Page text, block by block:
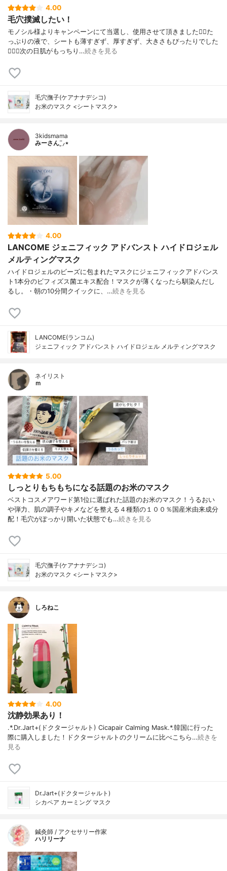
4.00
毛穴撲滅したい！
モノシル様よりキャンペーンにて当選し、使用させて頂きました🙇‍♀️た
っぷりの液で、シートも薄すぎず、厚すぎず、大きさもぴったりでした
🙆🏻‍♀️次の日肌がもっちり…続きを見る
毛穴撫子(ケアナナデシコ)
お米のマスク <シートマスク>
3kidsmama
みーさん¨̮⸝⋆
4.00
LANCOME ジェニフィック アドバンスト ハイドロジェル
メルティングマスク
ハイドロジェルのビーズに包まれたマスクにジェニフィックアドバンス
ト1本分のビフィズス菌エキス配合！マスクが薄くなったら馴染んだし
るし。・朝の10分間クイックに、…続きを見る
LANCOME(ランコム)
ジェニフィック アドバンスト ハイドロジェル メルティングマスク
ネイリスト
ｍ
5.00
しっとりもちもちになる話題のお米のマスク
ベストコスメアワード第1位に選ばれた話題のお米のマスク！うるおい
や弾力、肌の調子やキメなどを整える４種類の１００％国産米由来成分
配！毛穴がぽっかり開いた状態でも…続きを見る
毛穴撫子(ケアナナデシコ)
お米のマスク <シートマスク>
しろねこ
4.00
沈静効果あり！
.*.Dr.Jart+(ドクタージャルト) Cicapair Calming Mask.*.韓国に行った
際に購入しました！ドクタージャルトのクリームに比べこちら…続きを
見る
Dr.Jart+(ドクタージャルト)
シカペア カーミング マスク
鍼灸師 / アクセサリー作家
ハリリーナ